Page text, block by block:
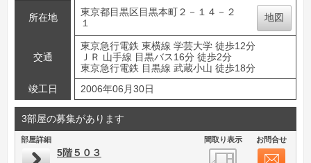
所在地
東京都目黒区目黒本町２－１４－２
１
地図
交通
東京急行電鉄 東横線 学芸大学 徒歩12分
ＪＲ 山手線 目黒バス16分 徒歩2分
東京急行電鉄 目黒線 武蔵小山 徒歩18分
竣工日
2006年06月30日
3部屋の募集があります
部屋詳細 間取り表示 お問合せ
5階５０３